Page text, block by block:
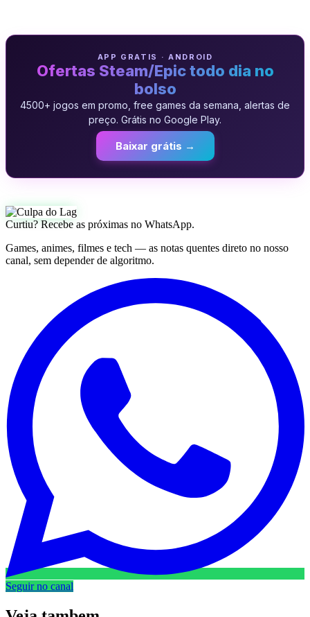
APP GRATIS · ANDROID
Ofertas Steam/Epic todo dia no
bolso
4500+ jogos em promo, free games da semana, alertas de
preço. Grátis no Google Play.
Baixar grátis →
Curtiu? Recebe as próximas no WhatsApp.
Games, animes, filmes e tech — as notas quentes direto no nosso
canal, sem depender de algoritmo.
Seguir no canal